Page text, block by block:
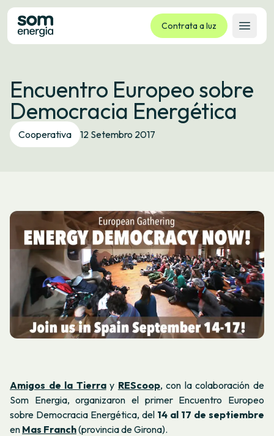
Contrata a luz
Abrir
Tarifas
Servizos
Empresas
La cooperativa
Idioma: ES CA GL EU
Encuentro Europeo sobre
Democracia Energética
Cooperativa 12 Setembro 2017
Amigos de la Tierra y REScoop, con la colaboración de
Som Energia, organizaron el primer Encuentro Europeo
sobre Democracia Energética, del 14 al 17 de septiembre
en Mas Franch(provincia de Girona).